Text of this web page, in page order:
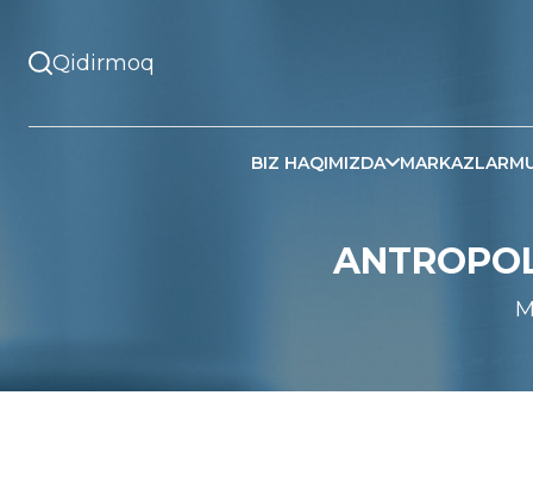
BIZ HAQIMIZDA MARKAZLAR